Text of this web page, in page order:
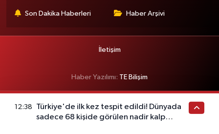
Son Dakika Haberleri Haber Arşivi
İletişim
Haber Yazılımı: TE Bilişim
12:38
Türkiye'de ilk kez tespit edildi! Dünyada
sadece 68 kişide görülen nadir kalp